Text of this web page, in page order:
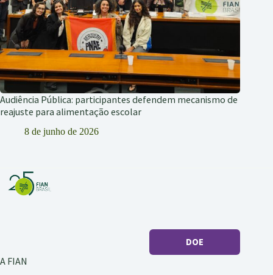
Audiência Pública: participantes defendem mecanismo de
reajuste para alimentação escolar
8 de junho de 2026
DOE
A FIAN